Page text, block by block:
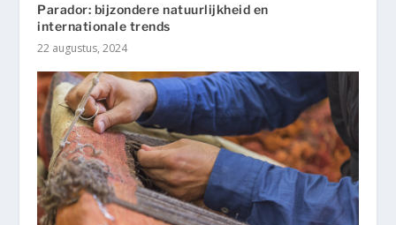
Parador: bijzondere natuurlijkheid en
internationale trends
22 augustus, 2024